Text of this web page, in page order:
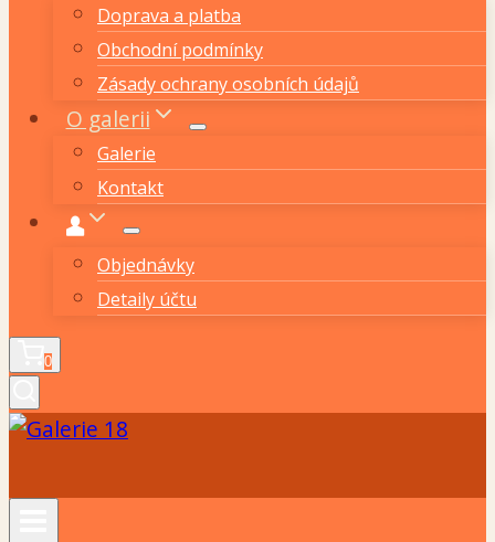
Doprava a platba
Obchodní podmínky
Zásady ochrany osobních údajů
O galerii
Galerie
Kontakt
Objednávky
Detaily účtu
0